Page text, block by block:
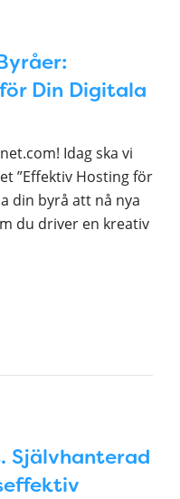
Din Digitala
Idag ska vi
”Effektiv Hosting för
din byrå att nå nya
du driver en kreativ
Självhanterad